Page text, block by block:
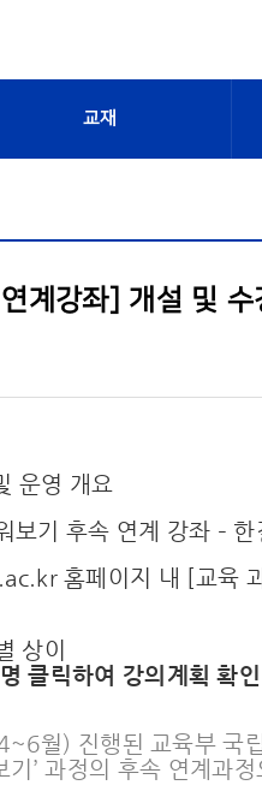
교재
계강좌] 개설 및
운영 개요
기 후속 연계 강좌 – 한
홈페이지 내 [교육
상이
클릭하여 강의계획 확인
월) 진행된 교육부
기’ 과정의 후속 연계과